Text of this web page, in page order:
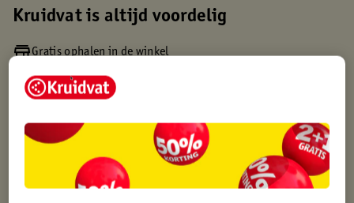
Kruidvat is altijd voordelig
Gratis ophalen in de winkel
Gratis thuisbezorgd vanaf 50.00
Gratis punten met je Kruidvat kaart